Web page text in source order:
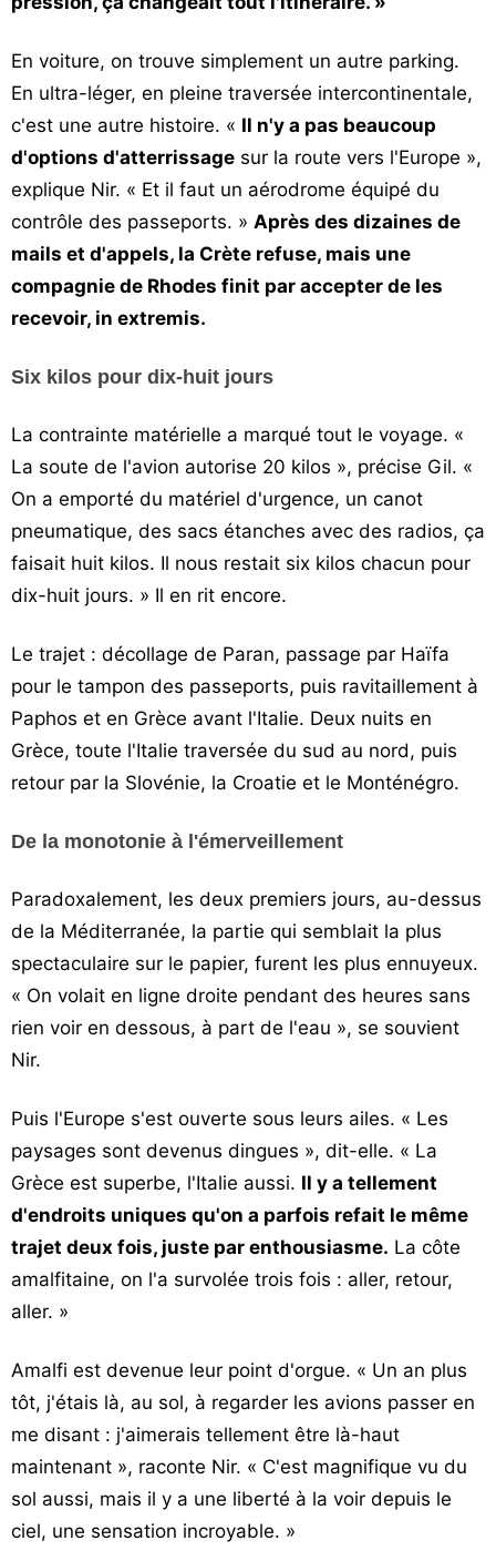
En voiture, on trouve simplement un autre parking.
En ultra-léger, en pleine traversée intercontinentale,
c'est une autre histoire. « Il n'y a pas beaucoup
d'options d'atterrissage sur la route vers l'Europe »,
explique Nir. « Et il faut un aérodrome équipé du
contrôle des passeports. » Après des dizaines de
mails et d'appels, la Crète refuse, mais une
compagnie de Rhodes finit par accepter de les
recevoir, in extremis.
Six kilos pour dix-huit jours
La contrainte matérielle a marqué tout le voyage. «
La soute de l'avion autorise 20 kilos », précise Gil. «
On a emporté du matériel d'urgence, un canot
pneumatique, des sacs étanches avec des radios, ça
faisait huit kilos. Il nous restait six kilos chacun pour
dix-huit jours. » Il en rit encore.
Le trajet : décollage de Paran, passage par Haïfa
pour le tampon des passeports, puis ravitaillement à
Paphos et en Grèce avant l'Italie. Deux nuits en
Grèce, toute l'Italie traversée du sud au nord, puis
retour par la Slovénie, la Croatie et le Monténégro.
De la monotonie à l'émerveillement
Paradoxalement, les deux premiers jours, au-dessus
de la Méditerranée, la partie qui semblait la plus
spectaculaire sur le papier, furent les plus ennuyeux.
« On volait en ligne droite pendant des heures sans
rien voir en dessous, à part de l'eau », se souvient
Nir.
Puis l'Europe s'est ouverte sous leurs ailes. « Les
paysages sont devenus dingues », dit-elle. « La
Grèce est superbe, l'Italie aussi. Il y a tellement
d'endroits uniques qu'on a parfois refait le même
trajet deux fois, juste par enthousiasme. La côte
amalfitaine, on l'a survolée trois fois : aller, retour,
aller. »
Amalfi est devenue leur point d'orgue. « Un an plus
tôt, j'étais là, au sol, à regarder les avions passer en
me disant : j'aimerais tellement être là-haut
maintenant », raconte Nir. « C'est magnifique vu du
sol aussi, mais il y a une liberté à la voir depuis le
ciel, une sensation incroyable. »